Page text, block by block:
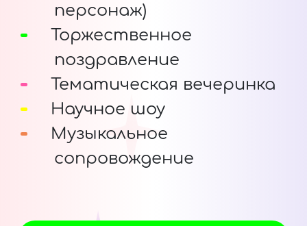
персонаж)
Торжественное
поздравление
Тематическая вечеринка
Научное шоу
Музыкальное
сопровождение